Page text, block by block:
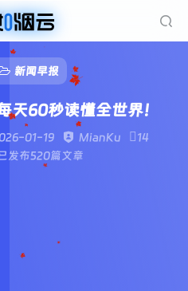
新闻早报
天60秒读懂全世界！
01-19 MianKu
14
发布520篇文章